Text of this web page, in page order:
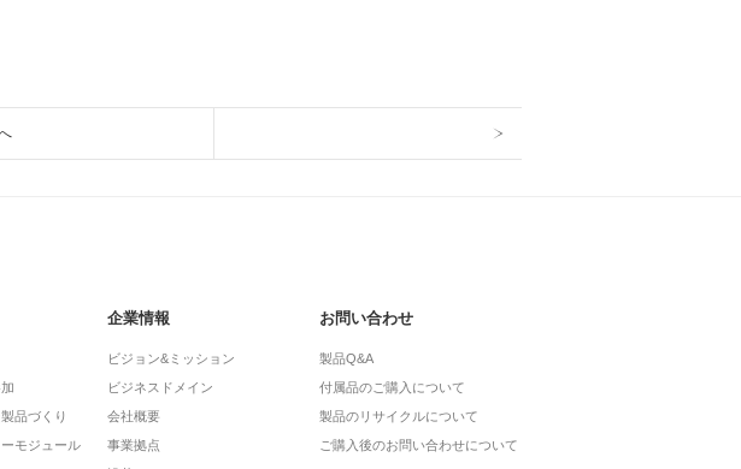
品づくり
モジュール
企業情報
ビジョン&ミッション
ビジネスドメイン
会社概要
事業拠点
お問い合わせ
製品Q&A
付属品のご購入について
製品のリサイクルについて
ご購入後のお問い合わせについて